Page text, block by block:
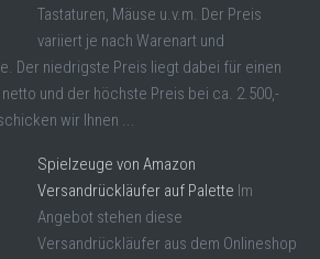
Tastaturen, Mäuse u.v.m. Der Preis
variiert je nach Warenart und
Der niedrigste Preis liegt dabei für einen
netto und der höchste Preis bei ca. 2.500,-
wir Ihnen ...
Spielzeuge von Amazon
Versandrückläufer auf Palette Im
Angebot stehen diese
Versandrückläufer aus dem Onlineshop